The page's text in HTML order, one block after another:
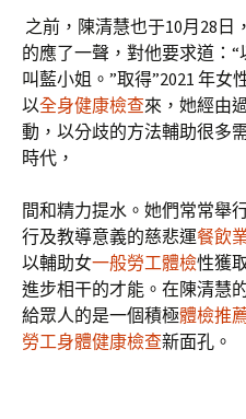
之前，陳清慧也于10月28日
的應了一聲，對他要求道：“
叫藍小姐。”取得”2021 年
以全身健康檢查來，她經由
動，以分歧的方法輔助很多
時代，
間和精力提水。她們常常舉
行及教導意義的慈悲運餐飲
以輔助女一般勞工體檢性獲
進步相干的才能。在陳清慧
給眾人的是一個積極體檢推
勞工身體健康檢查新面孔。